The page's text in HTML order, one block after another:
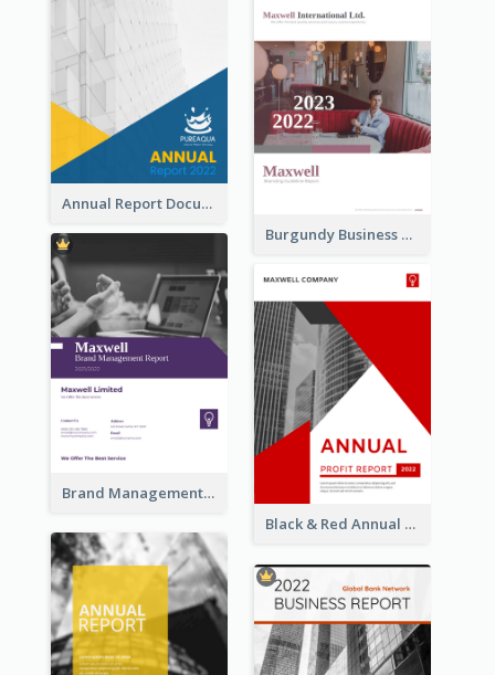
Annual Report Documents Reports
Burgundy Business Reports
Brand Management Reports
Black & Red Annual Reports